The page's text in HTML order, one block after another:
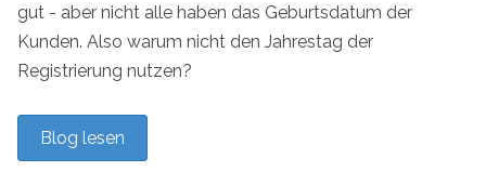
gut - aber nicht alle haben das Geburtsdatum der
Kunden. Also warum nicht den Jahrestag der
Registrierung nutzen?
Blog lesen